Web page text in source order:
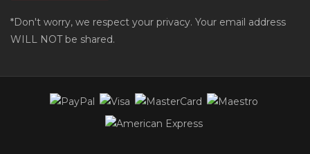
*Don't worry, we respect your privacy. Your email address
WILL NOT be shared.